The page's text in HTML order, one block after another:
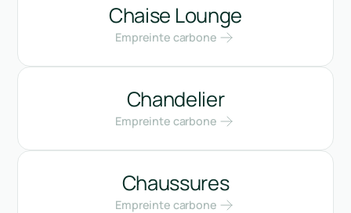
Chaise Lounge
Empreinte carbone
Chandelier
Empreinte carbone
Chaussures
Empreinte carbone